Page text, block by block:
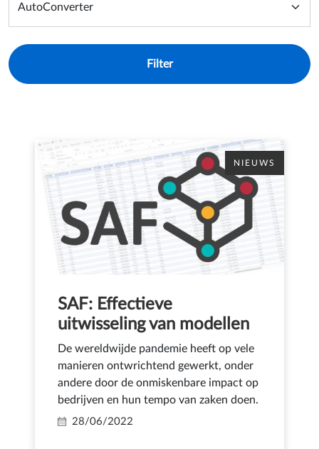
NIEUWS
SAF: Effectieve
uitwisseling van modellen
De wereldwijde pandemie heeft op vele
manieren ontwrichtend gewerkt, onder
andere door de onmiskenbare impact op
bedrijven en hun tempo van zaken doen.
28/06/2022